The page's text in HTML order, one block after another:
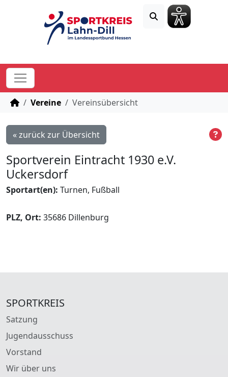
STARTSEITE
Vereine Vereinsübersicht
« zurück zur Übersicht
Sportverein Eintracht 1930 e.V.
Uckersdorf
Sportart(en): Turnen, Fußball
PLZ, Ort: 35686 Dillenburg
SPORTKREIS
Satzung
Jugendausschuss
Vorstand
Wir über uns